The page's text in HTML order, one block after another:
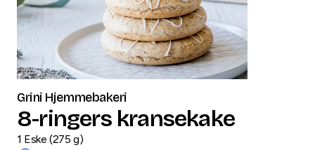
Grini Hjemmebakeri
8-ringers kransekake
1 Eske (275 g)